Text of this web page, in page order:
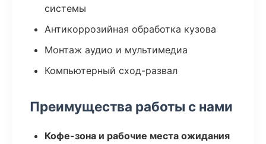
системы
Антикоррозийная обработка кузова
Монтаж аудио и мультимедиа
Компьютерный сход-развал
Преимущества работы с нами
Кофе-зона и рабочие места ожидания